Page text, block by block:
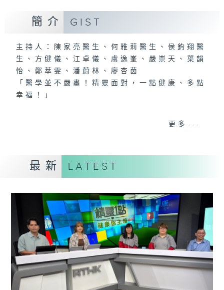
簡介 GIST
主持人：陳家亮醫生、何雅莉醫生、侯鈞翔醫
生、方健儀、江卓儀、虞逸峯、嚴崇天、葉韻
怡、鄭萃雯、潘蔚林、廖杏茵
「醫學並不嚴肅！精靈面對，一點健康、多點
幸福！」
星期一至五，下午 1 時10分 香港電台第一
台、港台電視31
下午2時 至 3 時 香港電台第一台
更多...
最新 LATEST